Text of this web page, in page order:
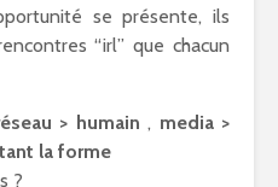
se présente, ils
“irl” que chacun
> humain , media >
la forme
?